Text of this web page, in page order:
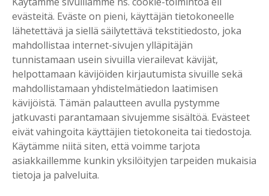
evästeitä. Eväste on pieni, käyttäjän tietokoneelle
lähetettävä ja siellä säilytettävä tekstitiedosto, joka
mahdollistaa internet-sivujen ylläpitäjän
tunnistamaan usein sivuilla vierailevat kävijät,
helpottamaan kävijöiden kirjautumista sivuille sekä
mahdollistamaan yhdistelmätiedon laatimisen
kävijöistä. Tämän palautteen avulla pystymme
jatkuvasti parantamaan sivujemme sisältöä. Evästeet
eivät vahingoita käyttäjien tietokoneita tai tiedostoja.
Käytämme niitä siten, että voimme tarjota
asiakkaillemme kunkin yksilöityjen tarpeiden mukaisia
tietoja ja palveluita.